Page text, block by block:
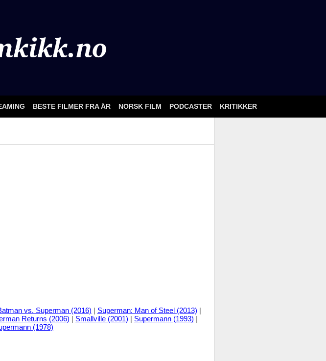
BESTE FILMER FRA ÅR NORSK FILM PODCASTER KRITIKKER
vs. Superman (2016) | Superman: Man of Steel (2013) |
Returns (2006) | Smallville (2001) | Supermann (1993) |
(1978)